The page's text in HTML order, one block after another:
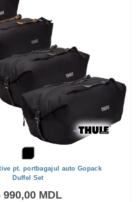
pt. portbagajul auto Gopack
Duffel Set
990,00 MDL